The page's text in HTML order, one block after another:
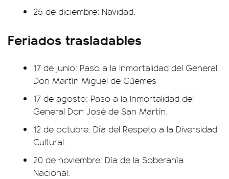
25 de diciembre: Navidad.
Feriados trasladables
17 de junio: Paso a la Inmortalidad del General
Don Martín Miguel de Güemes
17 de agosto: Paso a la Inmortalidad del
General Don José de San Martín.
12 de octubre: Día del Respeto a la Diversidad
Cultural.
20 de noviembre: Día de la Soberanía
Nacional.